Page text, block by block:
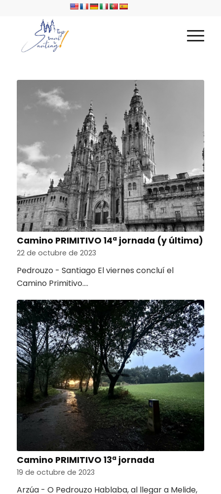
Camino PRIMITIVO 14ª jornada (y última)
22 de octubre de 2023
Pedrouzo - Santiago El viernes concluí el
Camino Primitivo.…
Camino PRIMITIVO 13ª jornada
19 de octubre de 2023
Arzúa - O Pedrouzo Hablaba, al llegar a Melide,